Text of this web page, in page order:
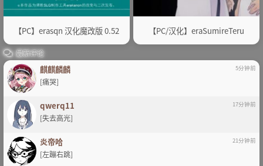
【PC】erasqn 汉化魔改版 0.52 【PC/汉化】eraSumireTeru
最新评论
麒麒麟麟 5分钟前
[痛哭]
qwerq11 17分钟前
[失去高光]
炎帝哈 21分钟前
[左蹦右跳]